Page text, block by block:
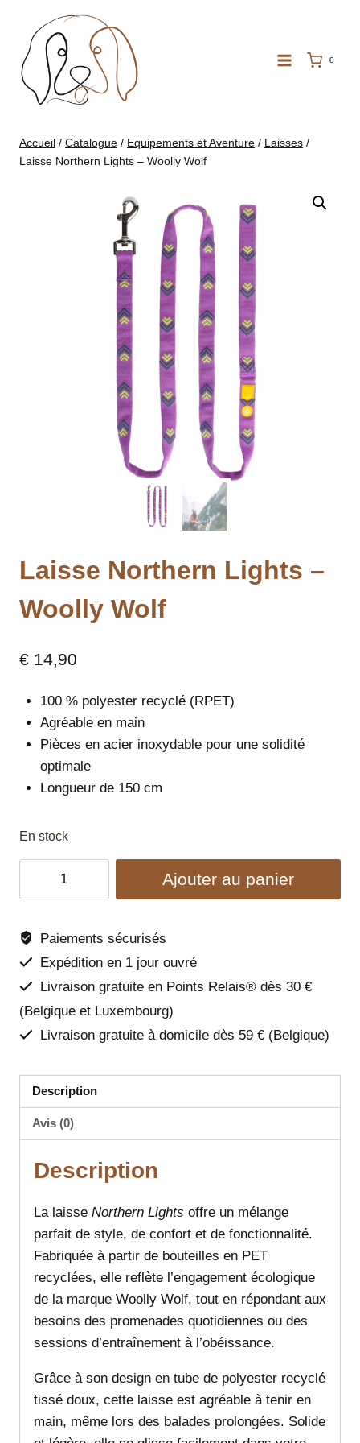
contenu
0
Accueil / Catalogue / Equipements et Aventure / Laisses /
Laisse Northern Lights – Woolly Wolf
Laisse Northern Lights –
Woolly Wolf
€ 14,90
100 % polyester recyclé (RPET)
Agréable en main
Pièces en acier inoxydable pour une solidité
optimale
Longueur de 150 cm
En stock
Northern
Lights
Wolf
Ajouter au panier
Paiements sécurisés
Expédition en 1 jour ouvré
Livraison gratuite en Points Relais® dès 30 €
(Belgique et Luxembourg)
Livraison gratuite à domicile dès 59 € (Belgique)
Description
Avis (0)
Description
La laisse Northern Lights offre un mélange
parfait de style, de confort et de fonctionnalité.
Fabriquée à partir de bouteilles en PET
recyclées, elle reflète l’engagement écologique
de la marque Woolly Wolf, tout en répondant aux
besoins des promenades quotidiennes ou des
sessions d’entraînement à l’obéissance.
Grâce à son design en tube de polyester recyclé
tissé doux, cette laisse est agréable à tenir en
main, même lors des balades prolongées. Solide